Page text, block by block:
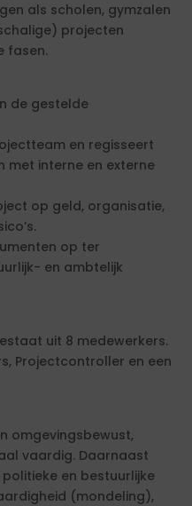
als scholen, gymzalen
projecten
fasen.
de gestelde
en regisseert
met interne en externe
op geld, organisatie,
op ter
en ambtelijk
uit 8 medewerkers.
Projectcontroller en een
omgevingsbewust,
vaardig. Daarnaast
en bestuurlijke
(mondeling),